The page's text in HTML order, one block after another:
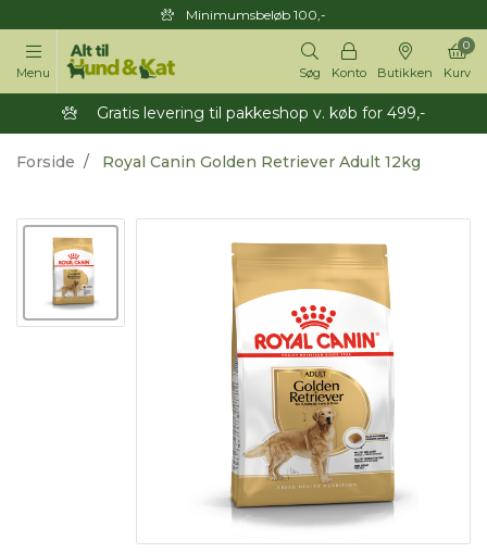
Minimumsbeløb 100,-
Menu Søg Konto Butikken Kurv
0
Gratis levering til pakkeshop v. køb for 499,-
Forside Royal Canin Golden Retriever Adult 12kg